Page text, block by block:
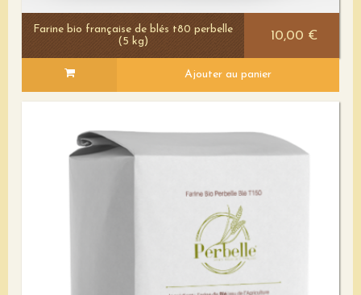
Voir le détail
Farine bio française de blés t80 perbelle
(5 kg)
10,00 €
Ajouter au panier